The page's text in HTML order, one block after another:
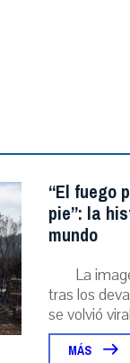
“El fuego
pie”: la
mundo
La
tras los
se volvió
MÁS